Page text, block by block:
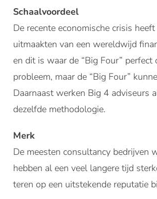
Schaalvoordeel
De recente economische crisis
uitmaakten van een wereldwijd
en dit is waar de “Big Four”
probleem, maar de “Big Four”
Daarnaast werken Big 4 adviseurs
dezelfde methodologie.
Merk
De meesten consultancy bedrijven
hebben al een veel langere tijd
teren op een uitstekende reputatie